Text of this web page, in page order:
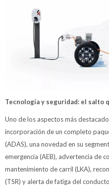
Tecnología y seguridad: el salto
Uno de los aspectos más
incorporación de un completo
(ADAS), una novedad en su
emergencia (AEB), advertencia de
mantenimiento de carril (LKA),
(TSR) y alerta de fatiga del